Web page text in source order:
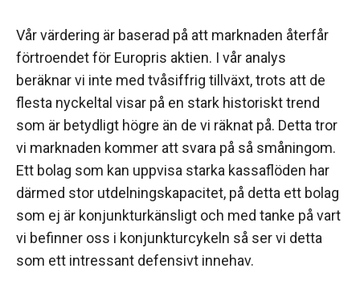
Vår värdering är baserad på att marknaden återfår
förtroendet för Europris aktien. I vår analys
beräknar vi inte med tvåsiffrig tillväxt, trots att de
flesta nyckeltal visar på en stark historiskt trend
som är betydligt högre än de vi räknat på. Detta tror
vi marknaden kommer att svara på så småningom.
Ett bolag som kan uppvisa starka kassaflöden har
därmed stor utdelningskapacitet, på detta ett bolag
som ej är konjunkturkänsligt och med tanke på vart
vi befinner oss i konjunkturcykeln så ser vi detta
som ett intressant defensivt innehav.